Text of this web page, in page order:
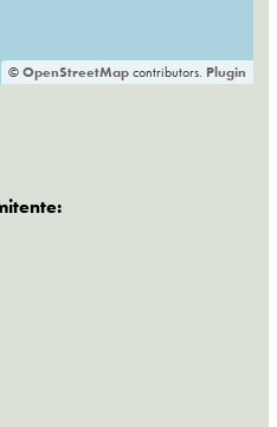
©OpenStreetMapcontributors. Plugin